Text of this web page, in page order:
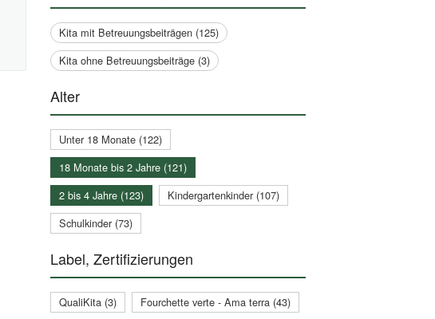
Kita mit Betreuungsbeiträgen (125)
Kita ohne Betreuungsbeiträge (3)
Alter
Unter 18 Monate (122)
18 Monate bis 2 Jahre (121)
2 bis 4 Jahre (123)
Kindergartenkinder (107)
Schulkinder (73)
Label, Zertifizierungen
QualiKita (3)
Fourchette verte - Ama terra (43)